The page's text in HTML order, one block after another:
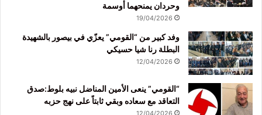
وحردان يمنحهما أوسمة
19/04/2026
وفد كبير من “القومي” يعزّي في بيصور بالشهيدة
البطلة رنا شيا حسيكي
12/04/2026
“القومي” ينعى الأمين المناضل نبيه بلوط:صدق
التعاقد مع سعاده وبقي ثابتاً على نهج حزبه
12/04/2026